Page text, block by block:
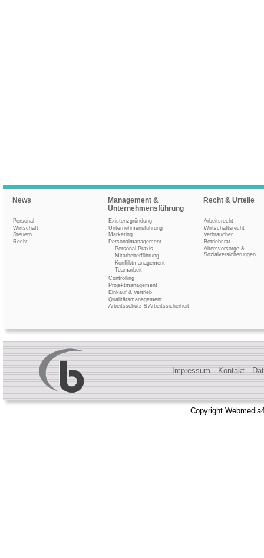
News
Personal
Wirtschaft
Steuern
Recht
Management &
Unternehmensführung
Existenzgründung
Unternehmensführung
Marketing
Personalmanagement
Personal-Praxis
Mitarbeiterführung
Konfliktmanagement
Teamarbeit
Controlling
Projektmanagement
Einkauf & Vertrieb
Qualitätsmanagement
Arbeitsschutz & Arbeitssicherheit
Recht & Urteile
Arbeitsrecht
Wirtschaftsrecht
Verbraucher
Betriebsrat
Altersvorsorge &
Sozialversicherungen
Impressum Kontakt
Copyright